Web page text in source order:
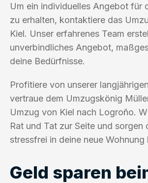
Um ein individuelles Angebot für
zu erhalten, kontaktiere das
Kiel. Unser erfahrenes Team
unverbindliches Angebot,
deine Bedürfnisse.
Profitiere von unserer
vertraue dem Umzugskönig
Umzug von Kiel nach Logroño.
Rat und Tat zur Seite und sorgen
stressfrei in deine neue Wohnung
Geld sparen